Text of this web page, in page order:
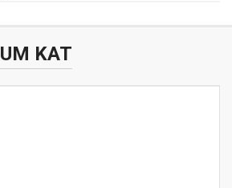
KAT